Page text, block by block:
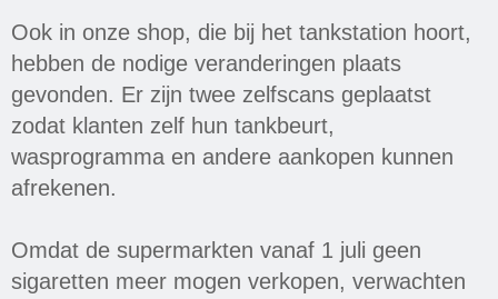
Ook in onze shop, die bij het tankstation hoort,
hebben de nodige veranderingen plaats
gevonden. Er zijn twee zelfscans geplaatst
zodat klanten zelf hun tankbeurt,
wasprogramma en andere aankopen kunnen
afrekenen.
Omdat de supermarkten vanaf 1 juli geen
sigaretten meer mogen verkopen, verwachten